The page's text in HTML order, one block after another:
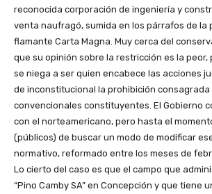
reconocida corporación de ingeniería y
venta naufragó, sumida en los párrafos de la
flamante Carta Magna. Muy cerca del
que su opinión sobre la restricción es la peor,
se niega a ser quien encabece las acciones
de inconstitucional la prohibición consagrada
convencionales constituyentes. El Gobierno
con el norteamericano, pero hasta el
(públicos) de buscar un modo de modificar
normativo, reformado entre los meses de
Lo cierto del caso es que el campo que
“Pino Camby SA” en Concepción y que tiene